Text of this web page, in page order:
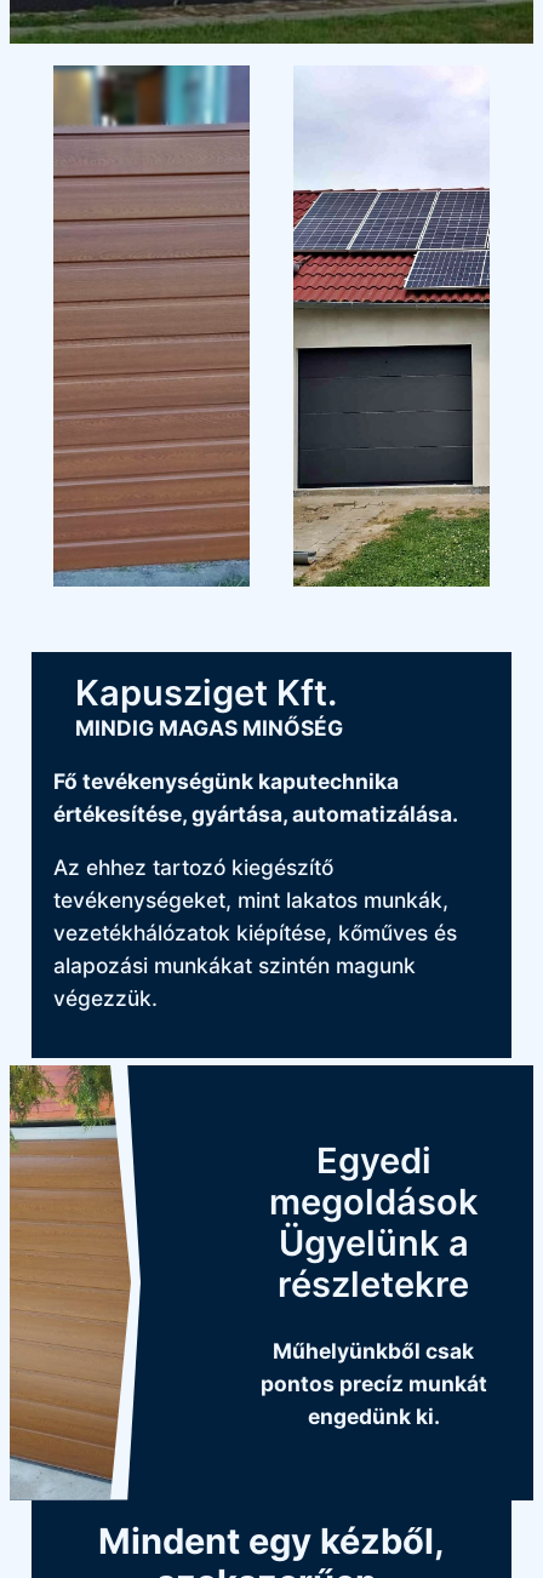
Kapusziget Kft.
MINDIG MAGAS MINŐSÉG
Fő tevékenységünk kaputechnika
értékesítése, gyártása, automatizálása.
Az ehhez tartozó kiegészítő
tevékenységeket, mint lakatos munkák,
vezetékhálózatok kiépítése, kőműves és
alapozási munkákat szintén magunk
végezzük.
Egyedi
megoldások
Ügyelünk a
részletekre
Műhelyünkből csak
pontos precíz munkát
engedünk ki.
Mindent egy kézből,